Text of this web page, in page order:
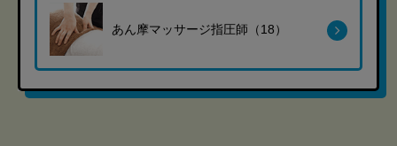
あん摩マッサージ指圧師（18）